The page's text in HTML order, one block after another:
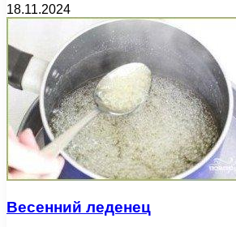
18.11.2024
Весенний леденец